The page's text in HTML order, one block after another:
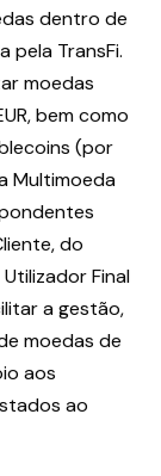
dentro de
pela TransFi.
moedas
bem como
(por
Multimoeda
do
Final
a gestão,
moedas de
aos
ao